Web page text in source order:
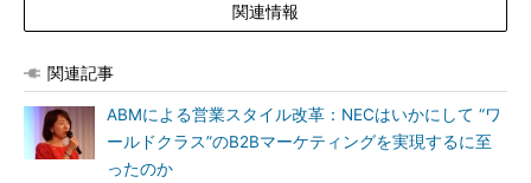
関連情報
関連記事
ABMによる営業スタイル改革：NECはいかにして “ワ
ールドクラス”のB2Bマーケティングを実現するに至
ったのか